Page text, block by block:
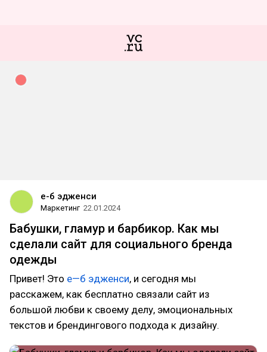
е-б эдженси
Маркетинг 22.01.2024
Бабушки, гламур и барбикор. Как мы
сделали сайт для социального бренда
одежды
Привет! Это е—б эдженси, и сегодня мы
расскажем, как бесплатно связали сайт из
большой любви к своему делу, эмоциональных
текстов и брендингового подхода к дизайну.